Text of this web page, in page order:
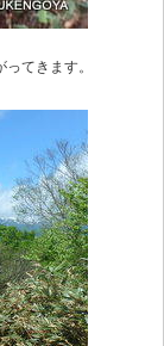
てきます。